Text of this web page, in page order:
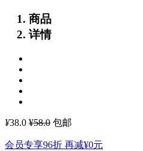
商品
详情
¥38.0 ¥58.0 包邮
会员专享96折 再减¥0元